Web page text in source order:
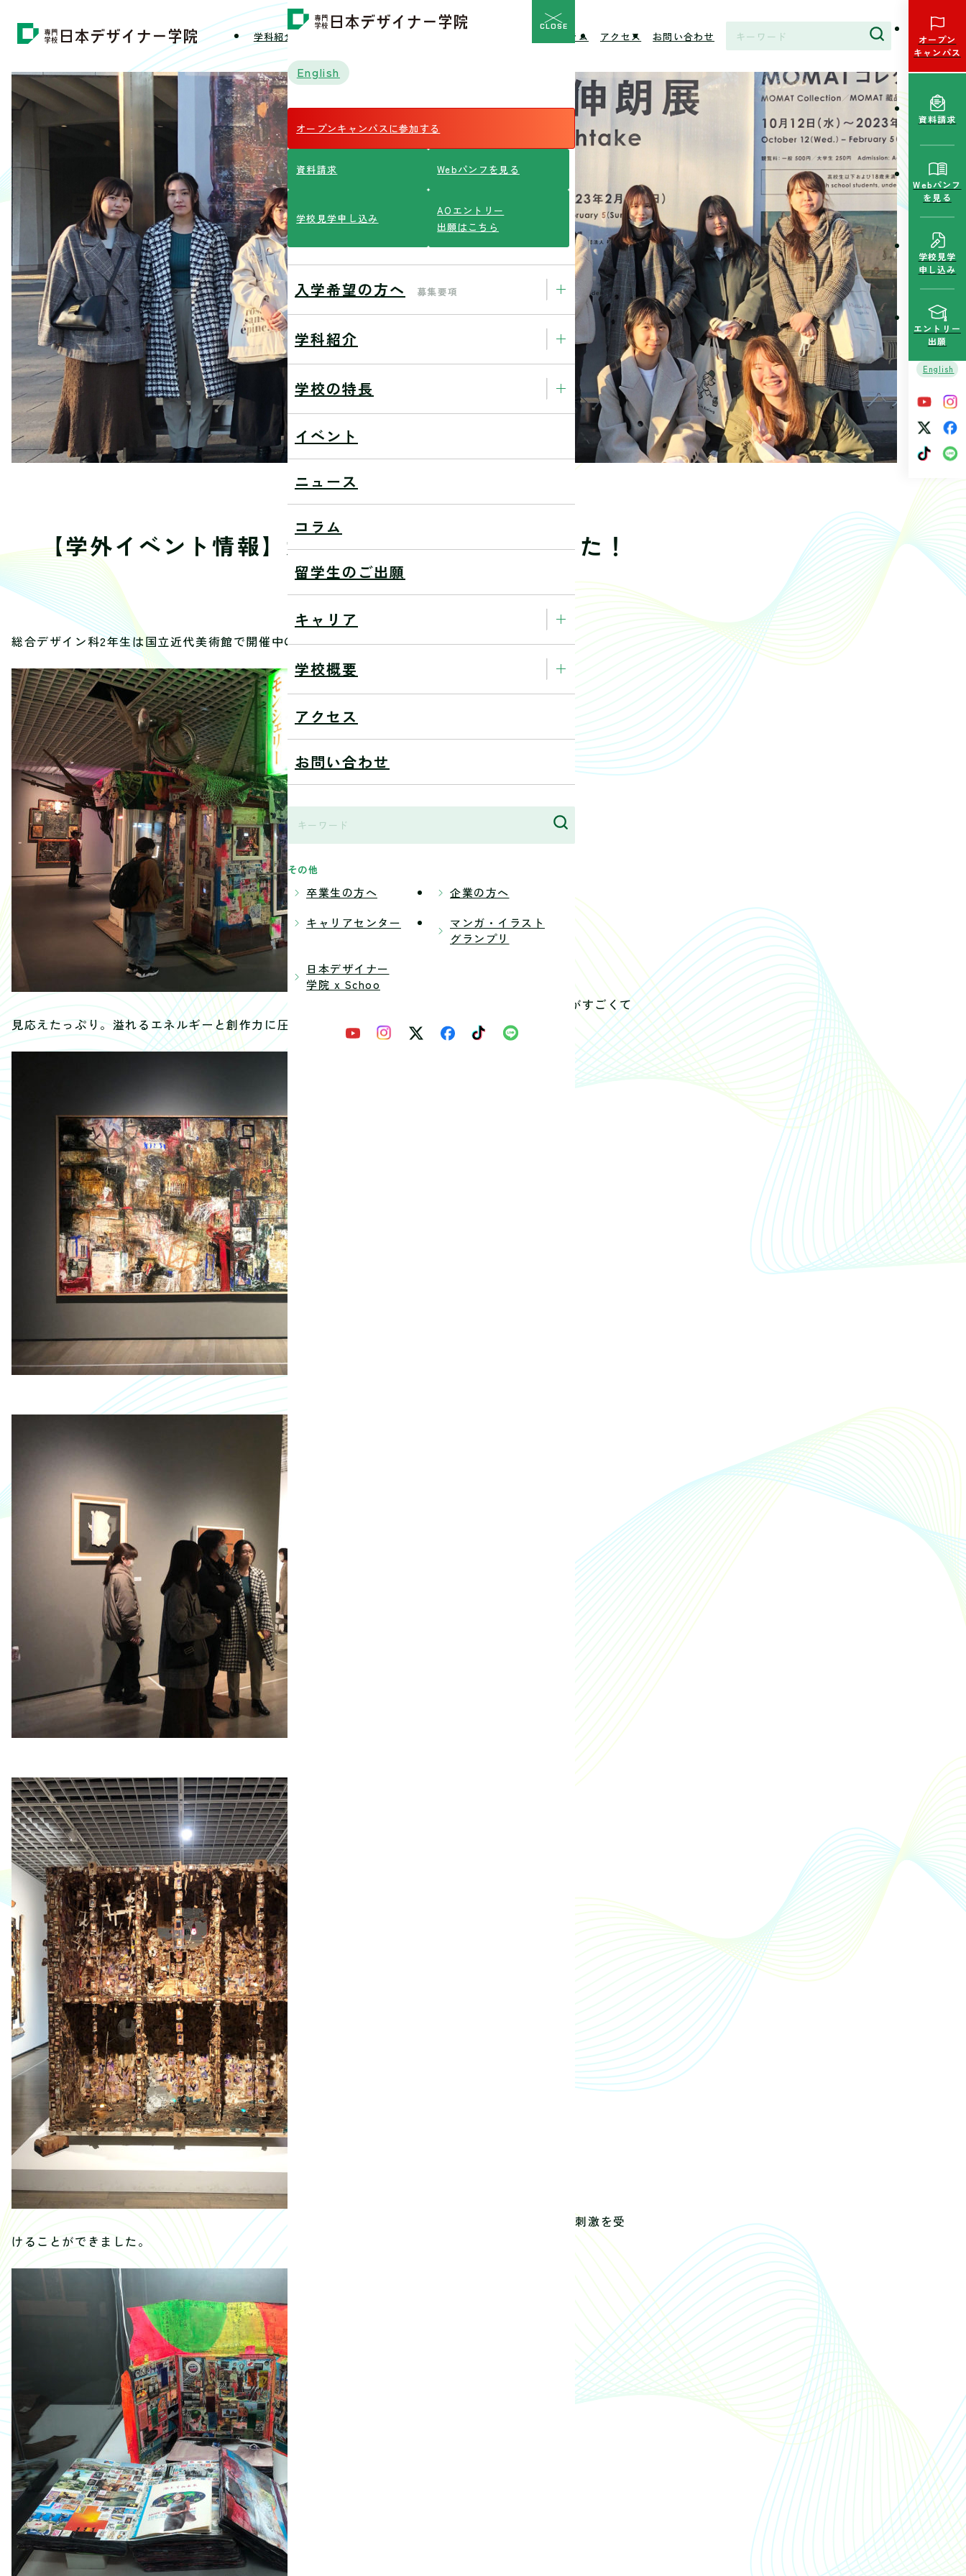
学科紹介 コラム アクセス お問い合わせ
CLOSE
English
オープンキャンパスに参加する
資料請求 Webパンフを見る
学校見学申し込み
AOエントリー
出願はこちら
入学希望の方へ 募集要項
学科紹介
学校の特長
イベント
ニュース
コラム
留学生のご出願
キャリア
学校概要
アクセス
お問い合わせ
その他
卒業生の方へ
企業の方へ
キャリアセンター
マンガ・イラスト
グランプリ
日本デザイナー
学院 x Schoo
オープン
キャンパス
資料請求
Webパンフ
を見る
学校見学
申し込み
エントリー
出願
English
【学外イベント情報】大竹伸朗展に行ってきました！
2023/1/13
総合デザイン科2年生は国立近代美術館で開催中の『大竹伸朗展』に行ってきました。
平面も立体も作品の量がすごくて
見応えたっぷり。溢れるエネルギーと創作力に圧倒されました。
作品の見せ方もとても勉強になり、大いに刺激を受
けることができました。